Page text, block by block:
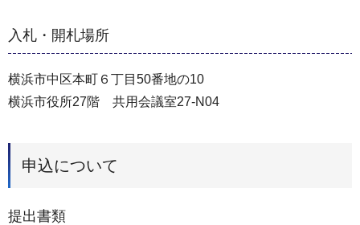
入札・開札場所
横浜市中区本町６丁目50番地の10
横浜市役所27階 共用会議室27-N04
申込について
提出書類